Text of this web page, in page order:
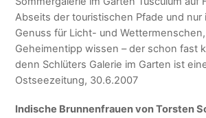
Abseits der touristischen Pfade und nur
Genuss für Licht- und
Geheimentipp wissen – der schon fast
denn Schlüters Galerie im Garten ist
Ostseezeitung, 30.6.2007
Indische Brunnenfrauen von Torsten